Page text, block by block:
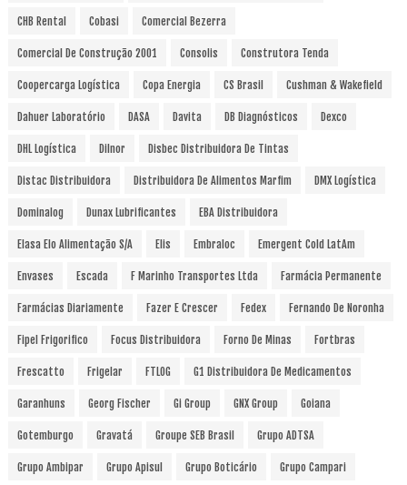
CHB Rental Cobasi Comercial Bezerra
Comercial De Construção 2001 Consolis Construtora Tenda
Coopercarga Logística Copa Energia CS Brasil Cushman & Wakefield
Dahuer Laboratório DASA Davita DB Diagnósticos Dexco
DHL Logística Dilnor Disbec Distribuidora De Tintas
Distac Distribuidora Distribuidora De Alimentos Marfim DMX Logística
Dominalog Dunax Lubrificantes EBA Distribuidora
Elasa Elo Alimentação S/A Elis Embraloc Emergent Cold LatAm
Envases Escada F Marinho Transportes Ltda Farmácia Permanente
Farmácias Diariamente Fazer E Crescer Fedex Fernando De Noronha
Fipel Frigorifico Focus Distribuidora Forno De Minas Fortbras
Frescatto Frigelar FTLOG G1 Distribuidora De Medicamentos
Garanhuns Georg Fischer Gi Group GNX Group Goiana
Gotemburgo Gravatá Groupe SEB Brasil Grupo ADTSA
Grupo Ambipar Grupo Apisul Grupo Boticário Grupo Campari